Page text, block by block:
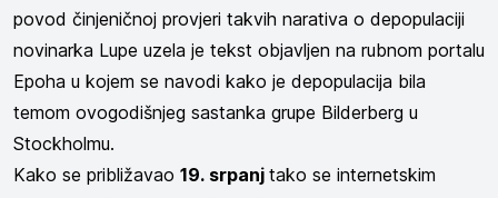
povod činjeničnoj provjeri takvih narativa o depopulaciji
novinarka Lupe uzela je tekst objavljen na rubnom portalu
Epoha u kojem se navodi kako je depopulacija bila
temom ovogodišnjeg sastanka grupe Bilderberg u
Stockholmu.
Kako se približavao 19. srpanj tako se internetskim